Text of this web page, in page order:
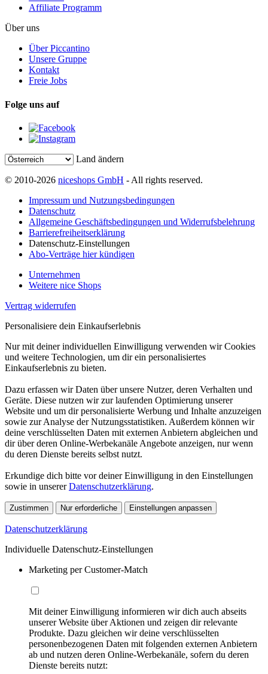
Affiliate Programm
Über uns
Über Piccantino
Unsere Gruppe
Kontakt
Freie Jobs
Folge uns auf
Land ändern
© 2010-2026 niceshops GmbH - All rights reserved.
Impressum und Nutzungsbedingungen
Datenschutz
Allgemeine Geschäftsbedingungen und Widerrufsbelehrung
Barrierefreiheitserklärung
Datenschutz-Einstellungen
Abo-Verträge hier kündigen
Unternehmen
Weitere nice Shops
Vertrag widerrufen
Personalisiere dein Einkaufserlebnis
Nur mit deiner individuellen Einwilligung verwenden wir Cookies
und weitere Technologien, um dir ein personalisiertes
Einkaufserlebnis zu bieten.
Dazu erfassen wir Daten über unsere Nutzer, deren Verhalten und
Geräte. Diese nutzen wir zur laufenden Optimierung unserer
Website und um dir personalisierte Werbung und Inhalte anzuzeigen
sowie zur Analyse der Nutzungsstatistiken. Außerdem können wir
deine verschlüsselten Daten mit externen Anbietern abgleichen und
dir über deren Online-Werbekanäle Angebote anzeigen, nur wenn
du deren Dienste bereits selbst nutzt.
Erkundige dich bitte vor deiner Einwilligung in den Einstellungen
sowie in unsererDatenschutzerklärung.
Zustimmen Nur erforderliche Einstellungen anpassen
Datenschutzerklärung
Individuelle Datenschutz-Einstellungen
Marketing per Customer-Match
Mit deiner Einwilligung informieren wir dich auch abseits
unserer Website über Aktionen und zeigen dir relevante
Produkte. Dazu gleichen wir deine verschlüsselten
personenbezogenen Daten mit folgenden externen Anbietern
ab und nutzen deren Online-Werbekanäle, sofern du deren
Dienste bereits nutzt: